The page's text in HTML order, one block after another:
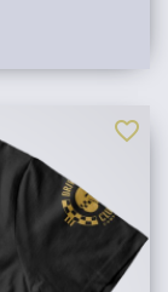
favorite_border